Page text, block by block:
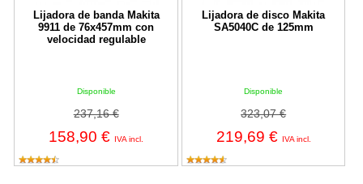
Lijadora de banda Makita
9911 de 76x457mm con
velocidad regulable
Disponible
237,16 €
158,90 € IVA incl.
Lijadora de disco Makita
SA5040C de 125mm
Disponible
323,07 €
219,69 € IVA incl.